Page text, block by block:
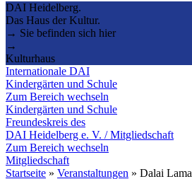
DAI Heidelberg.
Das Haus der Kultur.
→ Sie befinden sich hier
→
Kulturhaus
Internationale DAI
Kindergärten und Schule
Zum Bereich wechseln
Kindergärten und Schule
Freundeskreis des
DAI Heidelberg e. V. / Mitgliedschaft
Zum Bereich wechseln
Mitgliedschaft
Startseite » Veranstaltungen » Dalai Lama